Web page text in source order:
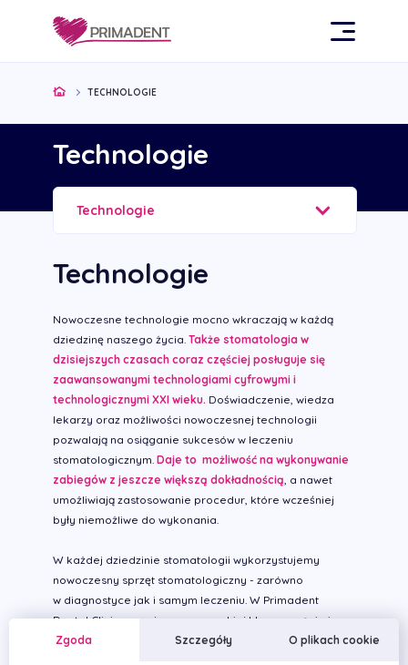
TECHNOLOGIE
Technologie
Technologie
Technologie
Nowoczesne technologie mocno wkraczają w każdą
dziedzinę naszego życia. Także stomatologia w
dzisiejszych czasach coraz częściej posługuje się
zaawansowanymi technologiami cyfrowymi i
technologicznymi XXI wieku. Doświadczenie, wiedza
lekarzy oraz możliwości nowoczesnej technologii
pozwalają na osiąganie sukcesów w leczeniu
stomatologicznym. Daje to możliwość na wykonywanie
zabiegów z jeszcze większą dokładnością, a nawet
umożliwiają zastosowanie procedur, które wcześniej
były niemożliwe do wykonania.
W każdej dziedzinie stomatologii wykorzystujemy
nowoczesny sprzęt stomatologiczny - zarówno
w diagnostyce jak i samym leczeniu. W Primadent
Dental Clinic pracujemy na wysokiej klasy sprzęcie i
stosujemy najlepsze materiały stomatologiczne.
Zgoda Szczegóły O plikach cookie